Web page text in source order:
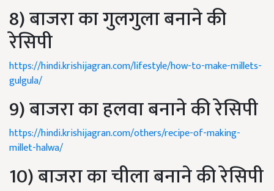
8) बाजरा का गुलगुला बनाने की
रेसिपी
https://hindi.krishijagran.com/lifestyle/how-to-make-millets-
gulgula/
9) बाजरा का हलवा बनाने की रेसिपी
https://hindi.krishijagran.com/others/recipe-of-making-
millet-halwa/
10) बाजरा का चीला बनाने की रेसिपी